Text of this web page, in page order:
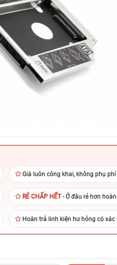
Giá luôn công khai, không phụ phí
RẺ CHẤP HẾT- Ở đâu rẻ hơn
Hoàn trả linh kiện hư hỏng có xác